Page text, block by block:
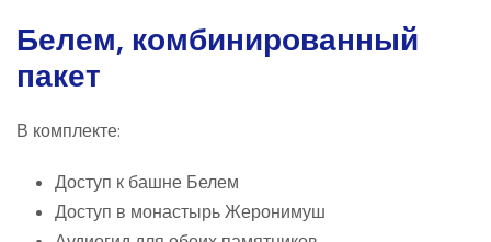
Белем, комбинированный
пакет
В комплекте:
Доступ к башне Белем
Доступ в монастырь Жеронимуш